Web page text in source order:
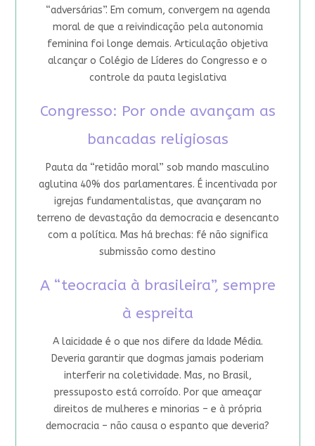
“adversárias”. Em comum, convergem na agenda
moral de que a reivindicação pela autonomia
feminina foi longe demais. Articulação objetiva
alcançar o Colégio de Líderes do Congresso e o
controle da pauta legislativa
Congresso: Por onde avançam as
bancadas religiosas
Pauta da “retidão moral” sob mando masculino
aglutina 40% dos parlamentares. É incentivada por
igrejas fundamentalistas, que avançaram no
terreno de devastação da democracia e desencanto
com a política. Mas há brechas: fé não significa
submissão como destino
A “teocracia à brasileira”, sempre
à espreita
A laicidade é o que nos difere da Idade Média.
Deveria garantir que dogmas jamais poderiam
interferir na coletividade. Mas, no Brasil,
pressuposto está corroído. Por que ameaçar
direitos de mulheres e minorias – e à própria
democracia – não causa o espanto que deveria?